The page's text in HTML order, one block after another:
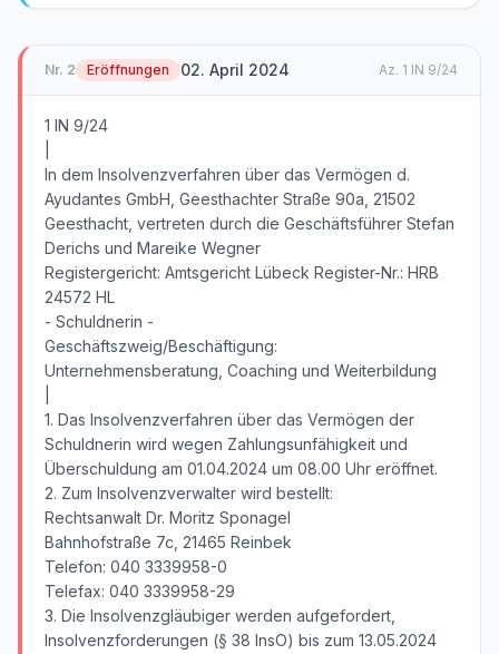
Nr. 2 Eröffnungen 02. April 2024 Az. 1 IN 9/24
1 IN 9/24
In dem Insolvenzverfahren über das Vermögen d.
Ayudantes GmbH, Geesthachter Straße 90a, 21502
Geesthacht, vertreten durch die Geschäftsführer Stefan
Derichs und Mareike Wegner
Registergericht: Amtsgericht Lübeck Register-Nr.: HRB
24572 HL
- Schuldnerin -
Geschäftszweig/Beschäftigung:
Unternehmensberatung, Coaching und Weiterbildung
1. Das Insolvenzverfahren über das Vermögen der
Schuldnerin wird wegen Zahlungsunfähigkeit und
Überschuldung am 01.04.2024 um 08.00 Uhr eröffnet.
2. Zum Insolvenzverwalter wird bestellt:
Rechtsanwalt Dr. Moritz Sponagel
Bahnhofstraße 7c, 21465 Reinbek
Telefon: 040 3339958-0
Telefax: 040 3339958-29
3. Die Insolvenzgläubiger werden aufgefordert,
Insolvenzforderungen (§ 38 InsO) bis zum 13.05.2024